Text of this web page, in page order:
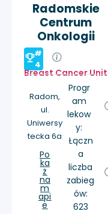
Radomskie
Centrum
Onkologii
#
4
Breast Cancer Unit
Radom,
ul.
Uniwersy
tecka 6a
Po
ka
ż
na
m
api
e
Progr
am
lekow
y:
Łączn
a
liczba
zabieg
ów:
623